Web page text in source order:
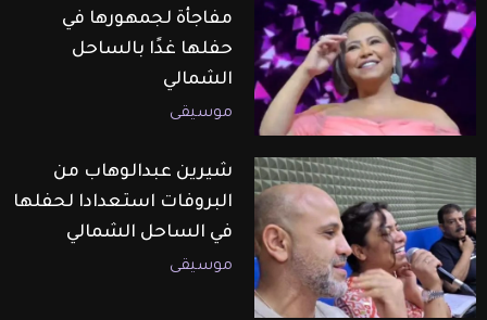
مفاجأة لجمهورها في
حفلها غدًا بالساحل
الشمالي
موسيقى
شيرين عبدالوهاب من
البروفات استعدادا لحفلها
في الساحل الشمالي
موسيقى